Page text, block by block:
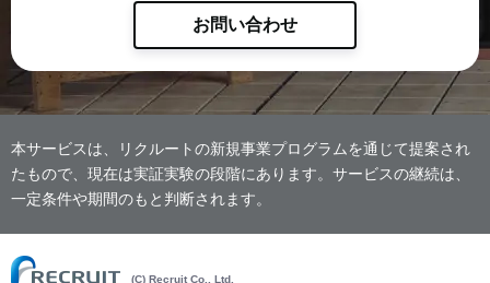
お問い合わせ
本サービスは、リクルートの新規事業プログラムを通じて提案され
たもので、現在は実証実験の段階にあります。サービスの継続は、
一定条件や期間のもと判断されます。
(C) Recruit Co., Ltd.